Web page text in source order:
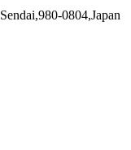
0804,Japan